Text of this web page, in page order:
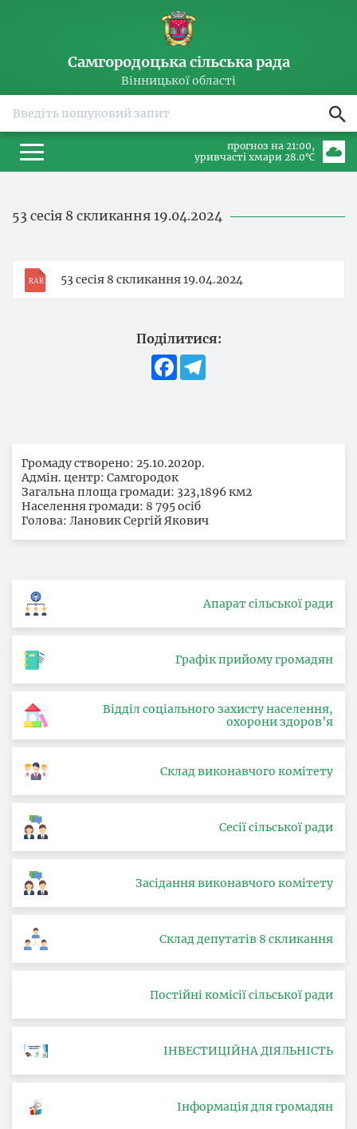
Самгородоцька сільська рада
Вінницької області
прогноз на 21:00
уривчасті хмари 28.0℃
53 сесія 8 скликання 19.04.2024
53 сесія 8 скликання 19.04.2024
Поділитися:
Facebook
Громаду створено: 25.10.2020р.
Адмін. центр: Самгородок
Загальна площа громади: 323,1896 км2
Населення громади: 8 795 осіб
Голова: Лановик Сергій Якович
Апарат сільської ради
Графік прийому громадян
Відділ соціального захисту населення,
охорони здоров’я
Склад виконавчого комітету
Сесії сільської ради
Засідання виконавчого комітету
Склад депутатів 8 скликання
Постійні комісії сільської ради
ІНВЕСТИЦІЙНА ДІЯЛЬНІСТЬ
Інформація для громадян